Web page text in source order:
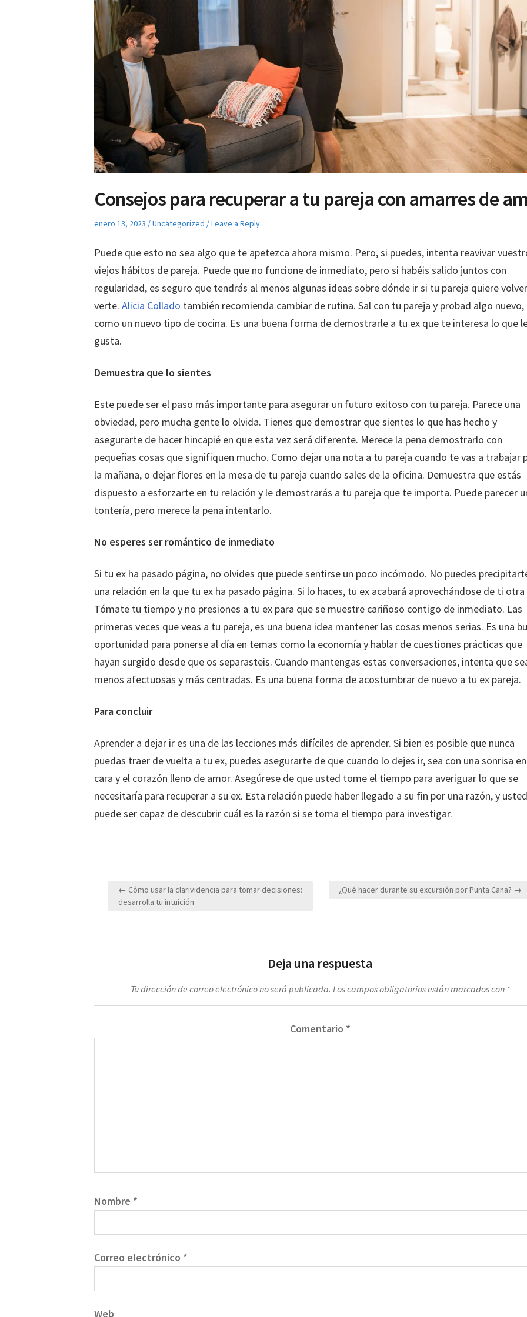
Consejos para recuperar a tu pareja con amarres de
Posted
enero 13, 2023
Posted
Uncategorized Leave a Reply
Puede que esto no sea algo que te apetezca ahora mismo. Pero, si puedes, intenta reavivar
viejos hábitos de pareja. Puede que no funcione de inmediato, pero si habéis salido juntos con
regularidad, es seguro que tendrás al menos algunas ideas sobre dónde ir si tu pareja quiere
verte. Alicia Collado también recomienda cambiar de rutina. Sal con tu pareja y probad algo nuevo,
como un nuevo tipo de cocina. Es una buena forma de demostrarle a tu ex que te interesa lo que
gusta.
Demuestra que lo sientes
Este puede ser el paso más importante para asegurar un futuro exitoso con tu pareja. Parece una
obviedad, pero mucha gente lo olvida. Tienes que demostrar que sientes lo que has hecho y
asegurarte de hacer hincapié en que esta vez será diferente. Merece la pena demostrarlo con
pequeñas cosas que signifiquen mucho. Como dejar una nota a tu pareja cuando te vas a trabajar
la mañana, o dejar flores en la mesa de tu pareja cuando sales de la oficina. Demuestra que estás
dispuesto a esforzarte en tu relación y le demostrarás a tu pareja que te importa. Puede parecer
tontería, pero merece la pena intentarlo.
No esperes ser romántico de inmediato
Si tu ex ha pasado página, no olvides que puede sentirse un poco incómodo. No puedes
una relación en la que tu ex ha pasado página. Si lo haces, tu ex acabará aprovechándose de ti otra
Tómate tu tiempo y no presiones a tu ex para que se muestre cariñoso contigo de inmediato. Las
primeras veces que veas a tu pareja, es una buena idea mantener las cosas menos serias. Es una
oportunidad para ponerse al día en temas como la economía y hablar de cuestiones prácticas que
hayan surgido desde que os separasteis. Cuando mantengas estas conversaciones, intenta que
menos afectuosas y más centradas. Es una buena forma de acostumbrar de nuevo a tu ex pareja.
Para concluir
Aprender a dejar ir es una de las lecciones más difíciles de aprender. Si bien es posible que nunca
puedas traer de vuelta a tu ex, puedes asegurarte de que cuando lo dejes ir, sea con una sonrisa
cara y el corazón lleno de amor. Asegúrese de que usted tome el tiempo para averiguar lo que se
necesitaría para recuperar a su ex. Esta relación puede haber llegado a su fin por una razón, y usted
puede ser capaz de descubrir cuál es la razón si se toma el tiempo para investigar.
Navegación
← Cómo usar la clarividencia para tomar decisiones:
desarrolla tu intuición
¿Qué hacer durante su excursión por Punta Cana? →
Deja una respuesta
Tu dirección de correo electrónico no será publicada. Los campos obligatorios están marcados con *
Comentario *
Nombre *
Correo electrónico *
Web